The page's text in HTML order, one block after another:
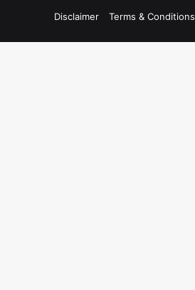
Disclaimer
Terms & Conditions